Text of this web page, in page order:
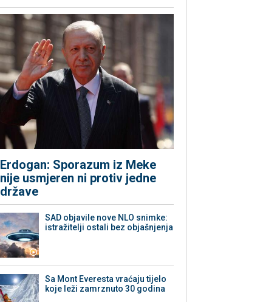
Erdogan: Sporazum iz Meke
nije usmjeren ni protiv jedne
države
SAD objavile nove NLO snimke:
istražitelji ostali bez objašnjenja
Sa Mont Everesta vraćaju tijelo
koje leži zamrznuto 30 godina